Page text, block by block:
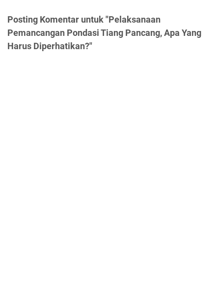
Posting Komentar untuk "Pelaksanaan
Pemancangan Pondasi Tiang Pancang, Apa Yang
Harus Diperhatikan?"